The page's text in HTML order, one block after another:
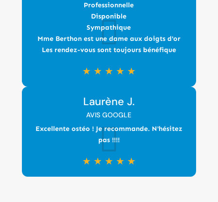
Professionnelle
Disponible
Sympathique
Mme Berthon est une dame aux doigts d'or
Les rendez-vous sont toujours bénéfique
★ ★ ★ ★ ★
Laurène J.
AVIS GOOGLE
Excellente ostéo ! Je recommande. N'hésitez
pas !!!!
★ ★ ★ ★ ★